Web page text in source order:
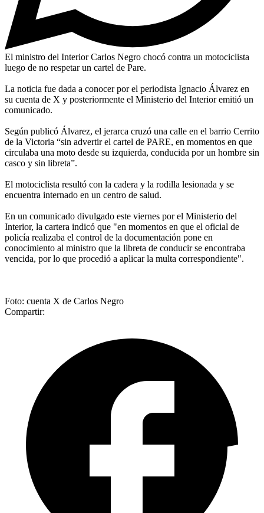
El ministro del Interior Carlos Negro chocó contra un motociclista
luego de no respetar un cartel de Pare.
La noticia fue dada a conocer por el periodista Ignacio Álvarez en
su cuenta de X y posteriormente el Ministerio del Interior emitió un
comunicado.
Según publicó Álvarez, el jerarca cruzó una calle en el barrio Cerrito
de la Victoria “sin advertir el cartel de PARE, en momentos en que
circulaba una moto desde su izquierda, conducida por un hombre sin
casco y sin libreta”.
El motociclista resultó con la cadera y la rodilla lesionada y se
encuentra internado en un centro de salud.
En un comunicado divulgado este viernes por el Ministerio del
Interior, la cartera indicó que "en momentos en que el oficial de
policía realizaba el control de la documentación pone en
conocimiento al ministro que la libreta de conducir se encontraba
vencida, por lo que procedió a aplicar la multa correspondiente".
Foto: cuenta X de Carlos Negro
Compartir: